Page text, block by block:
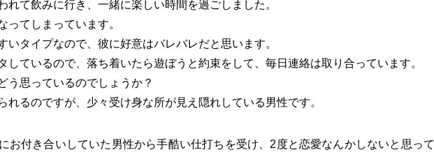
れて飲みに行き、一緒に楽しい時間を過ごしました。
ってしまっています。
いタイプなので、彼に好意はバレバレだと思います。
しているので、落ち着いたら遊ぼうと約束をして、毎日連絡は取り合っています。
う思っているのでしょうか？
れるのですが、少々受け身な所が見え隠れしている男性です。
お付き合いしていた男性から手酷い仕打ちを受け、2度と恋愛なんかしないと思って